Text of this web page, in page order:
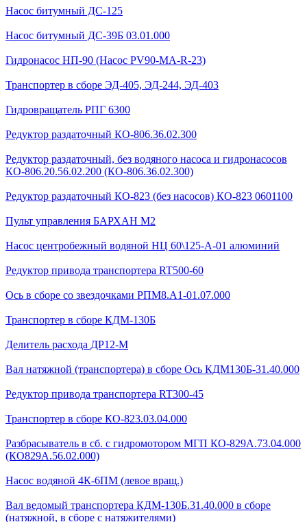
Насос битумный ДС-125
Насос битумный ДС-39Б 03.01.000
Гидронасос НП-90 (Насос PV90-MA-R-23)
Транспортер в сборе ЭД-405, ЭД-244, ЭД-403
Гидровращатель РПГ 6300
Редуктор раздаточный КО-806.36.02.300
Редуктор раздаточный, без водяного насоса и гидронасосов
КО-806.20.56.02.200 (КО-806.36.02.300)
Редуктор раздаточный КО-823 (без насосов) КО-823 0601100
Пульт управления БАРХАН М2
Насос центробежный водяной НЦ 60\125-А-01 алюминий
Редуктор привода транспортера RT500-60
Ось в сборе со звездочками РПМ8.А1-01.07.000
Транспортер в сборе КДМ-130Б
Делитель расхода ДР12-М
Вал натяжной (транспортера) в сборе Ось КДМ130Б-31.40.000
Редуктор привода транспортера RT300-45
Транспортер в сборе КО-823.03.04.000
Разбрасыватель в сб. с гидромотором МГП КО-829А.73.04.000
(КО829А.56.02.000)
Насос водяной 4К-6ПМ (левое вращ.)
Вал ведомый транспортера КДМ-130Б.31.40.000 в сборе
(натяжной, в сборе с натяжителями)